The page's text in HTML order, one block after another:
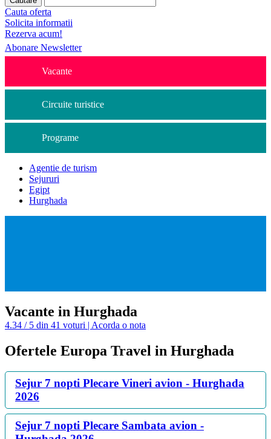
Cauta oferta
Solicita informatii
Rezerva acum!
Abonare Newsletter
Vacante
Circuite turistice
Programe
Agentie de turism
Sejururi
Egipt
Hurghada
Vacante in Hurghada
4.34 / 5 din 41 voturi | Acorda o nota
Ofertele Europa Travel in Hurghada
Sejur 7 nopti Plecare Vineri avion - Hurghada
2026
Sejur 7 nopti Plecare Sambata avion -